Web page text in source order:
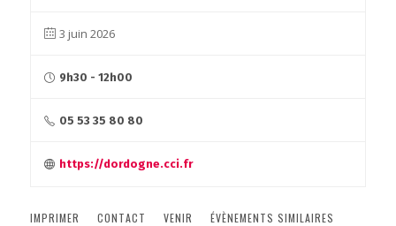
3 juin 2026
9h30 - 12h00
05 53 35 80 80
https://dordogne.cci.fr
IMPRIMER CONTACT VENIR ÉVÈNEMENTS SIMILAIRES